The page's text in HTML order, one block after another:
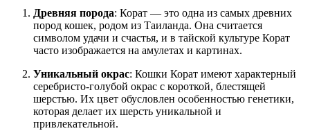
Древняя порода: Корат — это одна из самых древних
пород кошек, родом из Таиланда. Она считается
символом удачи и счастья, и в тайской культуре Корат
часто изображается на амулетах и картинах.
Уникальный окрас: Кошки Корат имеют характерный
серебристо-голубой окрас с короткой, блестящей
шерстью. Их цвет обусловлен особенностью генетики,
которая делает их шерсть уникальной и
привлекательной.